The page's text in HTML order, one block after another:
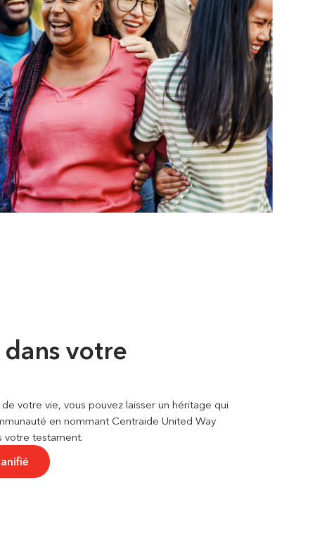
votre
votre vie, vous pouvez laisser un héritage qui
en nommant Centraide United Way
votre testament.